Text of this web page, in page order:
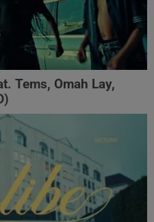
Tems, Omah Lay,